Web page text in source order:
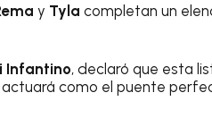
y Tyla completan un
Infantino, declaró que esta
actuará como el puente